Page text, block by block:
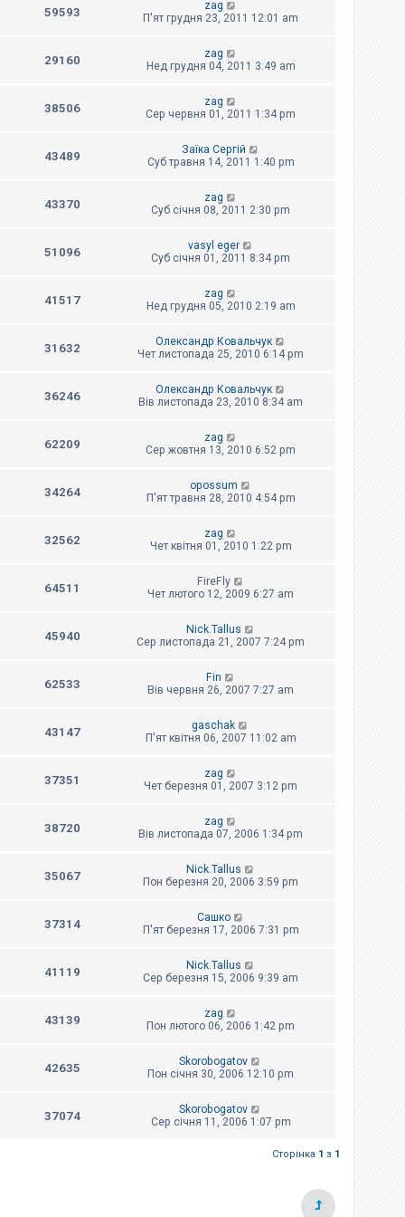
59593
zag
П'ят грудня 23, 2011 12:01 am
29160
zag
Нед грудня 04, 2011 3:49 am
38506
zag
Сер червня 01, 2011 1:34 pm
43489
Заїка Сергій
Суб травня 14, 2011 1:40 pm
43370
zag
Суб січня 08, 2011 2:30 pm
51096
vasyl eger
Суб січня 01, 2011 8:34 pm
41517
zag
Нед грудня 05, 2010 2:19 am
31632
Олександр Ковальчук
Чет листопада 25, 2010 6:14 pm
36246
Олександр Ковальчук
Вів листопада 23, 2010 8:34 am
62209
zag
Сер жовтня 13, 2010 6:52 pm
34264
opossum
П'ят травня 28, 2010 4:54 pm
32562
zag
Чет квітня 01, 2010 1:22 pm
64511
FireFly
Чет лютого 12, 2009 6:27 am
45940
Nick.Tallus
Сер листопада 21, 2007 7:24 pm
62533
Fin
Вів червня 26, 2007 7:27 am
43147
gaschak
П'ят квітня 06, 2007 11:02 am
37351
zag
Чет березня 01, 2007 3:12 pm
38720
zag
Вів листопада 07, 2006 1:34 pm
35067
Nick.Tallus
Пон березня 20, 2006 3:59 pm
37314
Сашко
П'ят березня 17, 2006 7:31 pm
41119
Nick.Tallus
Сер березня 15, 2006 9:39 am
43139
zag
Пон лютого 06, 2006 1:42 pm
42635
Skorobogatov
Пон січня 30, 2006 12:10 pm
37074
Skorobogatov
Сер січня 11, 2006 1:07 pm
Сторінка 1 з 1